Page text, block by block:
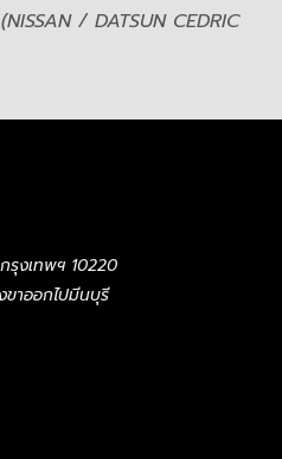
/ DATSUN CEDRIC
รุงเทพฯ 10220
ขาออกไปมีนบุรี